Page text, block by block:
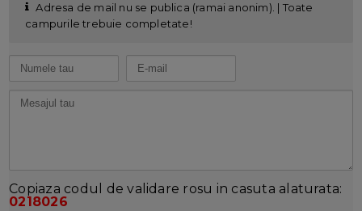
Adresa de mail nu se publica (ramai anonim). | Toate
campurile trebuie completate!
Copiaza codul de validare rosu in casuta alaturata:
0218026